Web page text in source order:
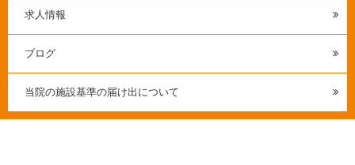
求人情報
ブログ
当院の施設基準の届け出について